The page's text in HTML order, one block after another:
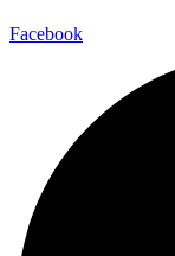
Facebook